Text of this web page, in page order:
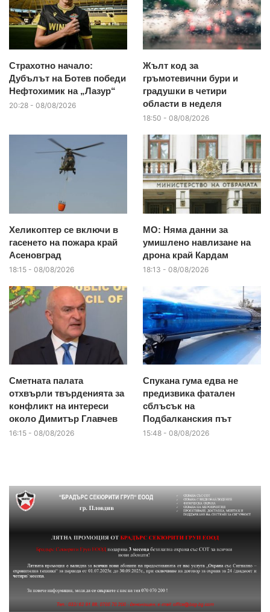
Страхотно начало:
Дубълът на Ботев победи
Нефтохимик на „Лазур“
20:28 - 08/08/2026
Жълт код за
гръмотевични бури и
градушки в четири
области в неделя
18:50 - 08/08/2026
Хеликоптер се включи в
гасенето на пожара край
Асеновград
18:15 - 08/08/2026
МО: Няма данни за
умишлено навлизане на
дрона край Кардам
18:13 - 08/08/2026
Сметната палата
отхвърли твърденията за
конфликт на интереси
около Димитър Главчев
16:15 - 08/08/2026
Спукана гума едва не
предизвика фатален
сблъсък на
Подбалканския път
15:48 - 08/08/2026